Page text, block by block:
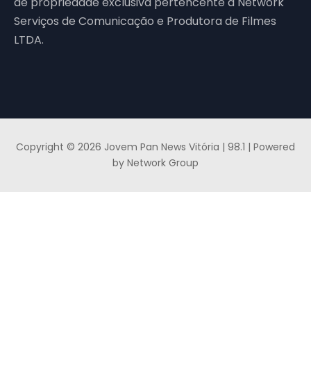
Serviços de Comunicação e Produtora de Filmes
LTDA.
Copyright © 2026 Jovem Pan News Vitória | 98.1 | Powered
by Network Group